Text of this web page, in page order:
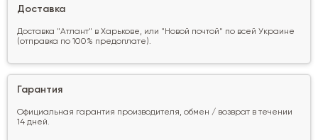
Доставка
Доставка "Атлант" в Харькове, или "Новой почтой" по всей Украине
(отправка по 100% предоплате).
Гарантия
Официальная гарантия производителя, обмен / возврат в течении
14 дней.